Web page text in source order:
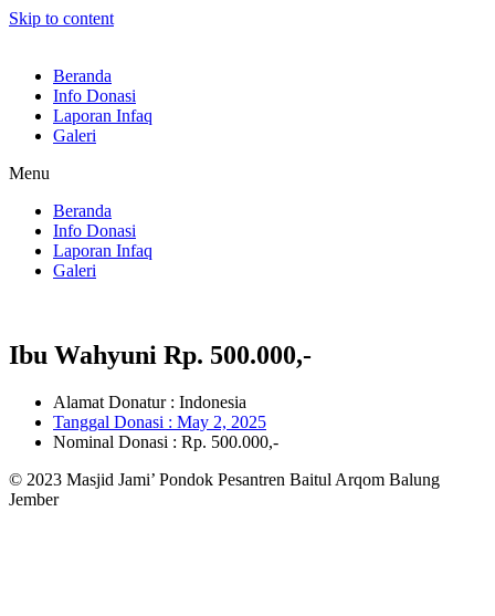
Skip to content
Beranda
Info Donasi
Laporan Infaq
Galeri
Menu
Beranda
Info Donasi
Laporan Infaq
Galeri
Ibu Wahyuni Rp. 500.000,-
Alamat Donatur : Indonesia
Tanggal Donasi : May 2, 2025
Nominal Donasi : Rp. 500.000,-
© 2023 Masjid Jami’ Pondok Pesantren Baitul Arqom Balung
Jember